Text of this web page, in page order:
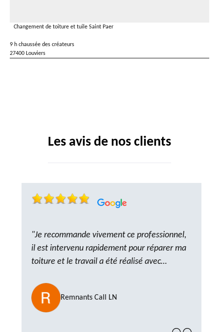
Changement de toiture et tuile Saint Paer
9 h chaussée des créateurs
27400 Louviers
Les avis de nos clients
"Je recommande vivement ce professionnel,
il est intervenu rapidement pour réparer ma
toiture et le travail a été réalisé avec
ponctuel et à l’écoute, le résultat est
impeccable et le chantier a été laissé propre.
Un artisan de confiance que je n’hésiterai pas
Remnants Call LN